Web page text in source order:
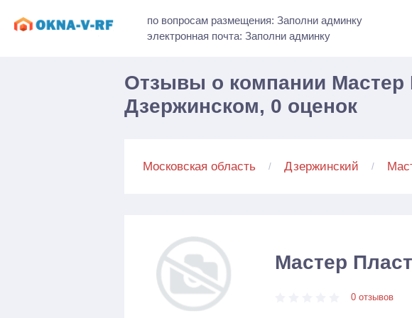
по вопросам размещения: Заполни админку
электронная почта: Заполни админку
Отзывы о компании
Дзержинском, 0 оценок
Московская область Дзержинский
Мастер
0 отзывов